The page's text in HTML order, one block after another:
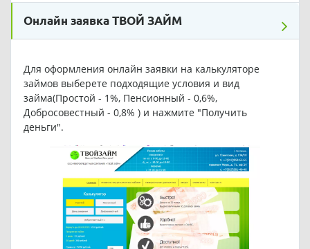
Онлайн заявка ТВОЙ ЗАЙМ
Для оформления онлайн заявки на калькуляторе
займов выберете подходящие условия и вид
займа(Простой - 1%, Пенсионный - 0,6%,
Добросовестный - 0,8% ) и нажмите "Получить
деньги".